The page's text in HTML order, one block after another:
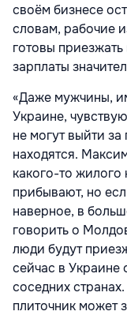
своём бизнесе
словам, рабочие
готовы
зарплаты
«Даже мужчины,
Украине,
не могут выйти
находятся.
какого-то жилого
прибывают, но
наверное, в
говорить о
люди будут
сейчас в
соседних
плиточник может